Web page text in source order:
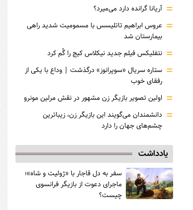
= آریانا گرانده دارد می‌میرد؟
= عروس ابراهیم تاتلیسس با مسمومیت شدید راهی
بیمارستان شد
= نتفلیکس فیلم جدید نیکلاس کیج را گُم کرد
= ستاره سریال «سوپرانوز» درگذشت | وداع با یکی از
رفقای خوب
= اولین تصویر بازیگر زن مشهور در نقش مرلین مونرو
= دانشمندان می‌گویند این بازیگر زن، زیباترین
چشم‌های جهان را دارد
یادداشت
سفر به دل قاجار با «ژولیت و شاه»؛
ماجرای دعوت از ‌بازیگر فرانسوی
چیست؟